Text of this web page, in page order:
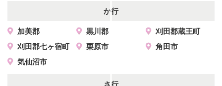
か行
加美郡 黒川郡
刈田郡蔵王町
刈田郡七ヶ宿町
栗原市
角田市
気仙沼市